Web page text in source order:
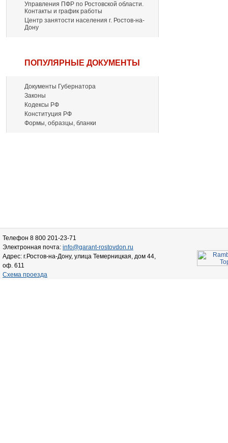
Управления ПФР по Ростовской области.
Контакты и график работы
Центр занятости населения г. Ростов-на-
Дону
ПОПУЛЯРНЫЕ ДОКУМЕНТЫ
Документы Губернатора
Законы
Кодексы РФ
Конституция РФ
Формы, образцы, бланки
Телефон 8 800 201-23-71
Электронная почта: info@garant-rostovdon.ru
Адрес: г.Ростов-на-Дону, улица Темерницкая, дом 44,
оф. 611
Схема проезда